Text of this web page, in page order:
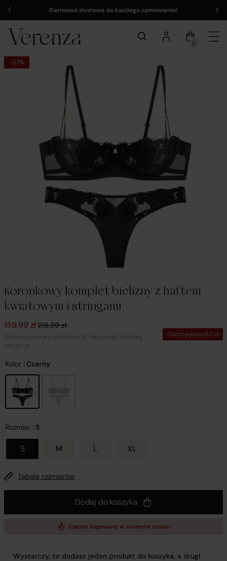
Darmowa dostawa do każdego zamówienia!
0
-27%
Koronkowy komplet bielizny z haftem
kwiatowym i stringami
219,99zł
Pierwotna cena wynosiła: 219,99 zł.
159,99 zł
Aktualna cena wynosi: 159,99 zł.
Najniższa cena z ostatnich 30 dni przed obniżką:
199,99 zł
Oszczędzasz60zł
Kolor : Czarny
Rozmiar : S
S M L XL
Tabela rozmiarów
Dodaj do koszyka
Często kupowany w ostatnim czasie
Wystarczy, że dodasz jeden produkt do koszyka, a drugi